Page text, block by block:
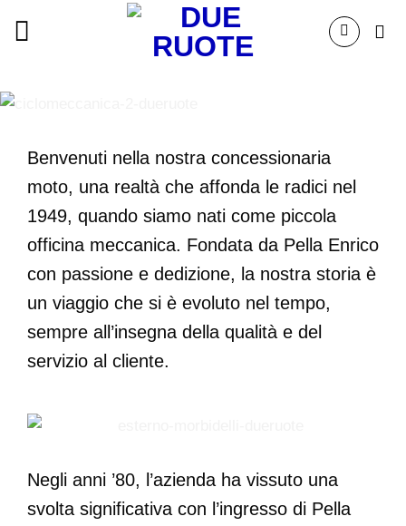
Benvenuti nella nostra concessionaria
moto, una realtà che affonda le radici nel
1949, quando siamo nati come piccola
officina meccanica. Fondata da Pella Enrico
con passione e dedizione, la nostra storia è
un viaggio che si è evoluto nel tempo,
sempre all’insegna della qualità e del
servizio al cliente.
Negli anni ’80, l’azienda ha vissuto una
svolta significativa con l’ingresso di Pella